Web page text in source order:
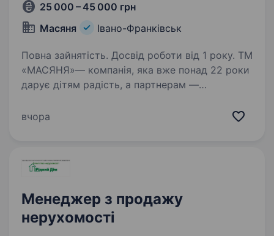
25 000 – 45 000 грн
Масяня
Івано-Франківськ
Повна зайнятість. Досвід роботи від 1 року. ТМ
«МАСЯНЯ»— компанія, яка вже понад 22 роки
дарує дітям радість, а партнерам —
іграшок і товарів для дітей. Ми не просто
вчора
Менеджер з продажу
нерухомості